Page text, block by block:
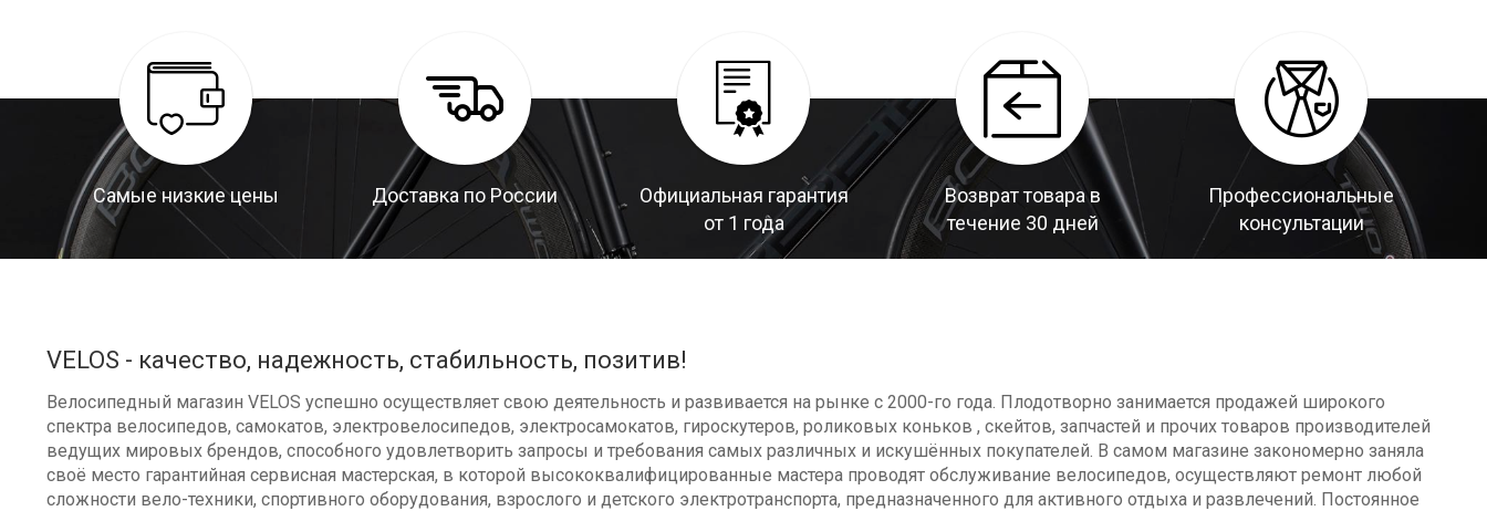
Самые низкие цены Доставка по России
Официальная гарантия
от 1 года
Возврат товара в
течение 30 дней
Профессиональные
консультации
VELOS - качество, надежность, стабильность, позитив!
Велосипедный магазин VELOS успешно осуществляет свою деятельность и развивается на рынке с 2000-го года. Плодотворно занимается продажей широкого
спектра велосипедов, самокатов, электровелосипедов, электросамокатов, гироскутеров, роликовых коньков , скейтов, запчастей и прочих товаров производителей
ведущих мировых брендов, способного удовлетворить запросы и требования самых различных и искушённых покупателей. В самом магазине закономерно заняла
своё место гарантийная сервисная мастерская, в которой высококвалифицированные мастера проводят обслуживание велосипедов, осуществляют ремонт любой
сложности вело-техники, спортивного оборудования, взрослого и детского электротранспорта, предназначенного для активного отдыха и развлечений. Постоянное